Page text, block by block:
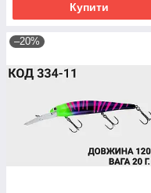
Купити
–20%